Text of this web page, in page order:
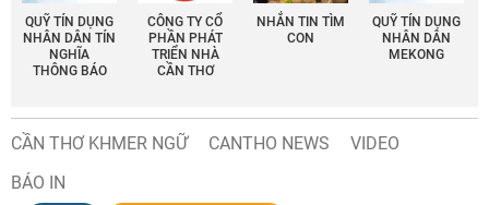
QUỸ TÍN DỤNG
NHÂN DÂN TÍN
NGHĨA
THÔNG BÁO
CÔNG TY CỔ
PHẦN PHÁT
TRIỂN NHÀ
CẦN THƠ
NHẮN TIN TÌM
CON
QUỸ TÍN DỤNG
NHÂN DÂN
MEKONG
CẦN THƠ KHMER NGỮ CANTHO NEWS
VIDEO
BÁO IN